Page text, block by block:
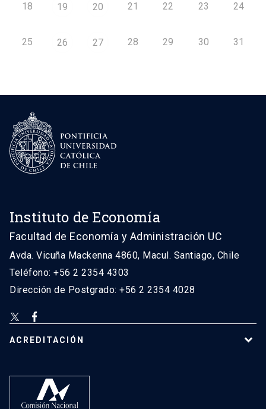
18 19 20 21 22 23 24
25 26 27 28 29 30 31
Instituto de Economía
Facultad de Economía y Administración UC
Avda. Vicuña Mackenna 4860, Macul. Santiago, Chile
Teléfono: +56 2 2354 4303
Dirección de Postgrado: +56 2 2354 4028
ACREDITACIÓN